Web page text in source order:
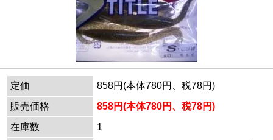
定価
858円(本体780円、税78円)
販売価格
858円(本体780円、税78円)
在庫数
1